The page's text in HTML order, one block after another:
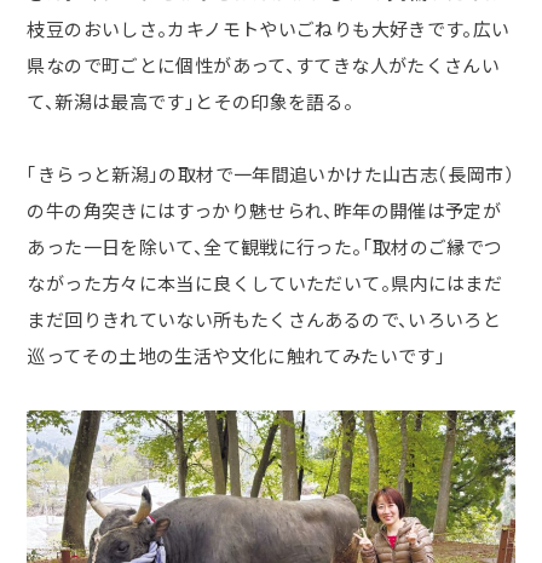
枝豆のおいしさ。カキノモトやいごねりも大好きです。広い
県なので町ごとに個性があって、すてきな人がたくさんい
て、新潟は最高です」とその印象を語る。
「きらっと新潟」の取材で一年間追いかけた山古志（長岡市）
の牛の角突きにはすっかり魅せられ、昨年の開催は予定が
あった一日を除いて、全て観戦に行った。「取材のご縁でつ
ながった方々に本当に良くしていただいて。県内にはまだ
まだ回りきれていない所もたくさんあるので、いろいろと
巡ってその土地の生活や文化に触れてみたいです」